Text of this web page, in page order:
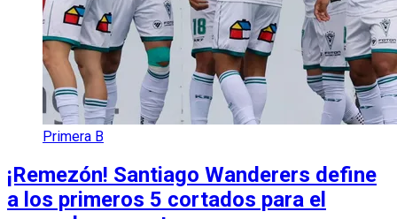
Primera B
¡Remezón! Santiago Wanderers define
a los primeros 5 cortados para el